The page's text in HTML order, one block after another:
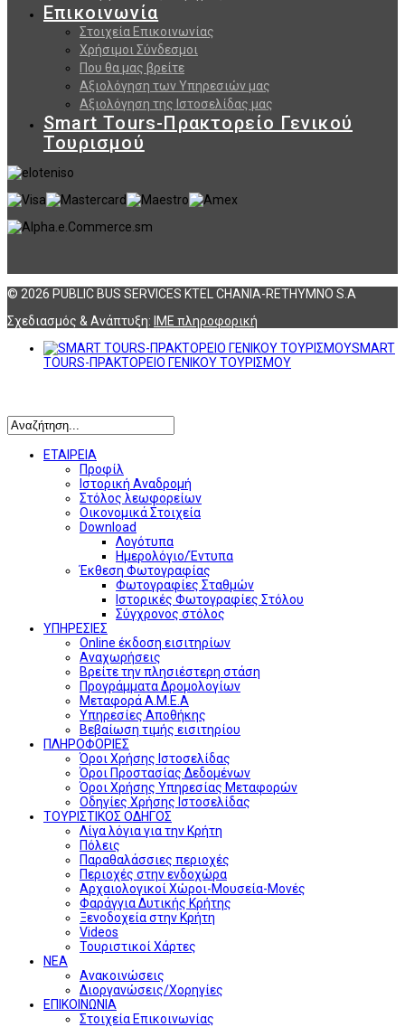
Επικοινωνία
Στοιχεία Επικοινωνίας
Χρήσιμοι Σύνδεσμοι
Που θα μας βρείτε
Αξιολόγηση των Υπηρεσιών μας
Αξιολόγηση της Ιστοσελίδας μας
Smart Tours-Πρακτορείο Γενικού
Τουρισμού
© 2026 PUBLIC BUS SERVICES KTEL CHANIA-RETHYMNO S.A
Σχεδιασμός & Ανάπτυξη: ΙΜΕ πληροφορική
SMART
TOURS-ΠΡΑΚΤΟΡΕΙΟ ΓΕΝΙΚΟΥ ΤΟΥΡΙΣΜΟΥ
ΕΤΑΙΡΕΙΑ
Προφίλ
Ιστορική Αναδρομή
Στόλος λεωφορείων
Οικονομικά Στοιχεία
Download
Λογότυπα
Ημερολόγιο/Έντυπα
Έκθεση Φωτογραφίας
Φωτογραφίες Σταθμών
Ιστορικές Φωτογραφίες Στόλου
Σύγχρονος στόλος
ΥΠΗΡΕΣΙΕΣ
Online έκδοση εισιτηρίων
Αναχωρήσεις
Βρείτε την πλησιέστερη στάση
Προγράμματα Δρομολογίων
Μεταφορά Α.Μ.Ε.Α
Υπηρεσίες Αποθήκης
Βεβαίωση τιμής εισιτηρίου
ΠΛΗΡΟΦΟΡΙΕΣ
Όροι Χρήσης Ιστοσελίδας
Όροι Προστασίας Δεδομένων
Όροι Χρήσης Υπηρεσίας Μεταφορών
Οδηγίες Χρήσης Ιστοσελίδας
ΤΟΥΡΙΣΤΙΚΟΣ ΟΔΗΓΟΣ
Λίγα λόγια για την Κρήτη
Πόλεις
Παραθαλάσσιες περιοχές
Περιοχές στην ενδοχώρα
Αρχαιολογικοί Χώροι-Μουσεία-Μονές
Φαράγγια Δυτικής Κρήτης
Ξενοδοχεία στην Κρήτη
Videos
Τουριστικοί Χάρτες
ΝΕΑ
Ανακοινώσεις
Διοργανώσεις/Χορηγίες
ΕΠΙΚΟΙΝΩΝΙΑ
Στοιχεία Επικοινωνίας